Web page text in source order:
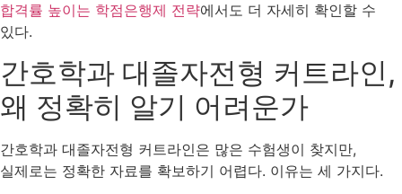
합격률 높이는 학점은행제 전략에서도 더 자세히 확인할 수
있다.
간호학과 대졸자전형 커트라인,
왜 정확히 알기 어려운가
간호학과 대졸자전형 커트라인은 많은 수험생이 찾지만,
실제로는 정확한 자료를 확보하기 어렵다. 이유는 세 가지다.